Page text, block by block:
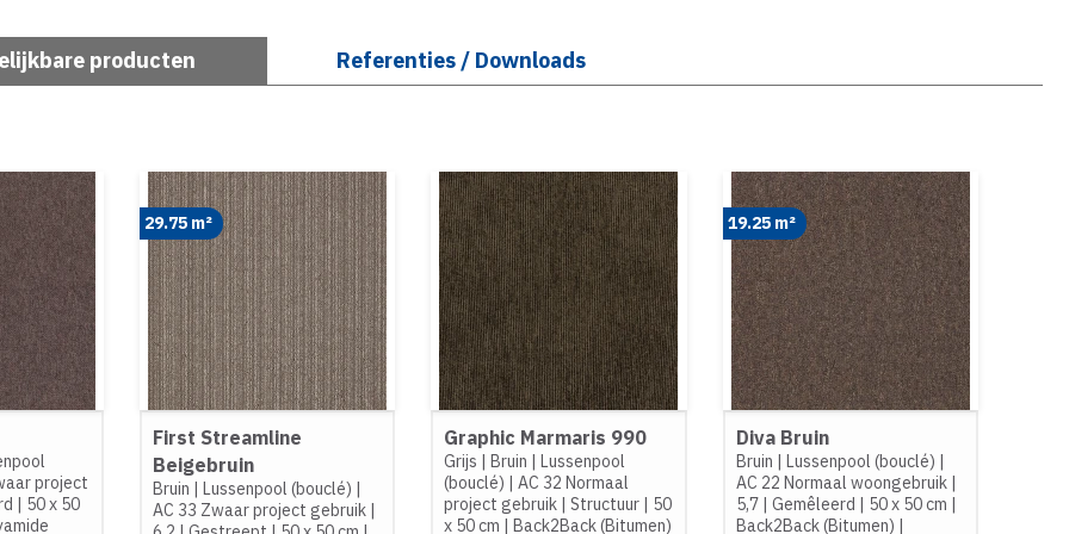
producten Referenties / Downloads
project
| 50 x 50
29.75 m²
First Streamline
Beigebruin
Bruin | Lussenpool (bouclé) |
AC 33 Zwaar project gebruik|
Graphic Marmaris 990
Grijs |Bruin |Lussenpool
(bouclé) |AC 32 Normaal
project gebruik |Structuur | 50
x 50 cm |Back2Back (Bitumen)
19.25 m²
Diva Bruin
Bruin | Lussenpool (bouclé) |
AC 22 Normaal woongebruik|
5,7| Gemêleerd | 50 x 50 cm |
Back2Back (Bitumen) |